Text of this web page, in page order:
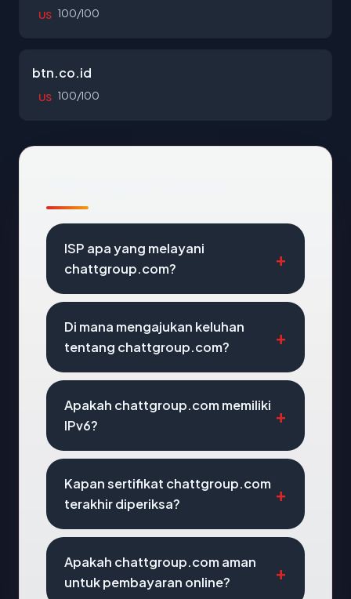
US 100/100
btn.co.id
US 100/100
ISP apa yang melayani
chattgroup.com?
Di mana mengajukan keluhan
tentang chattgroup.com?
Apakah chattgroup.com memiliki
IPv6?
Kapan sertifikat chattgroup.com
terakhir diperiksa?
Apakah chattgroup.com aman
untuk pembayaran online?